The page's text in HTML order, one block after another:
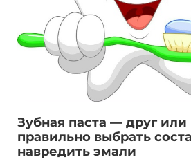
Зубная паста — друг или
правильно выбрать
навредить эмали